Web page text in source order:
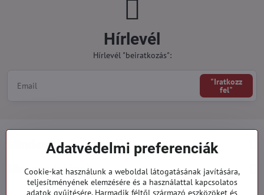
Hírlevél
Hírlevél "beiratkozás":
"Iratkozz
fel"
Minden a vásárlásról
Megrendelések
Adatvédelmi preferenciák
Cookie-kat használunk a weboldal látogatásának javítására,
teljesítményének elemzésére és a használattal kapcsolatos
adatok gyűjtésére. Harmadik féltől származó eszközöket és